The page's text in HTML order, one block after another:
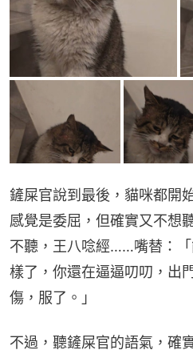
鏟屎官說到最後，貓咪都開
感覺是委屈，但確實又不想
不聽，王八唸經……嘴替：
樣了，你還在逼逼叨叨，出
傷，服了。」
不過，聽鏟屎官的語氣，確